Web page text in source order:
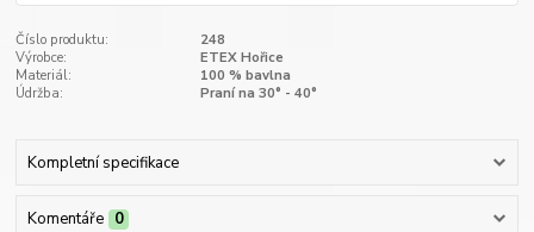
Číslo produktu:
248
Výrobce:
ETEX Hořice
Materiál:
100 % bavlna
Údržba:
Praní na 30° - 40°
Kompletní specifikace
Komentáře 0